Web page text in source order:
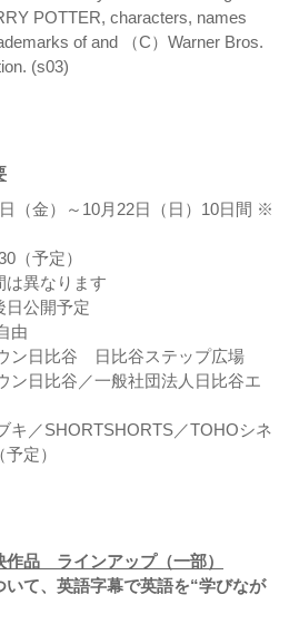
POTTER, characters, names
of and （C）Warner Bros.
(s03)
日（金）～10月22日（日）10日間 ※
（予定）
異なります
公開予定
由
ン日比谷 日比谷ステップ広場
ン日比谷／一般社団法人日比谷エ
キ／SHORTSHORTS／TOHOシネ
定）
作品 ラインアップ（一部）
て、英語字幕で英語を“学びなが